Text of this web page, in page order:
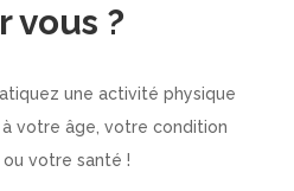
vous ?
une activité physique
votre âge, votre condition
votre santé !